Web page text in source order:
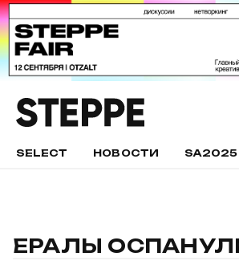
SELECT НОВОСТИ SA2025
ЕРАЛЫ